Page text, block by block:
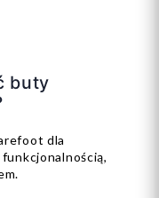
buty
dla